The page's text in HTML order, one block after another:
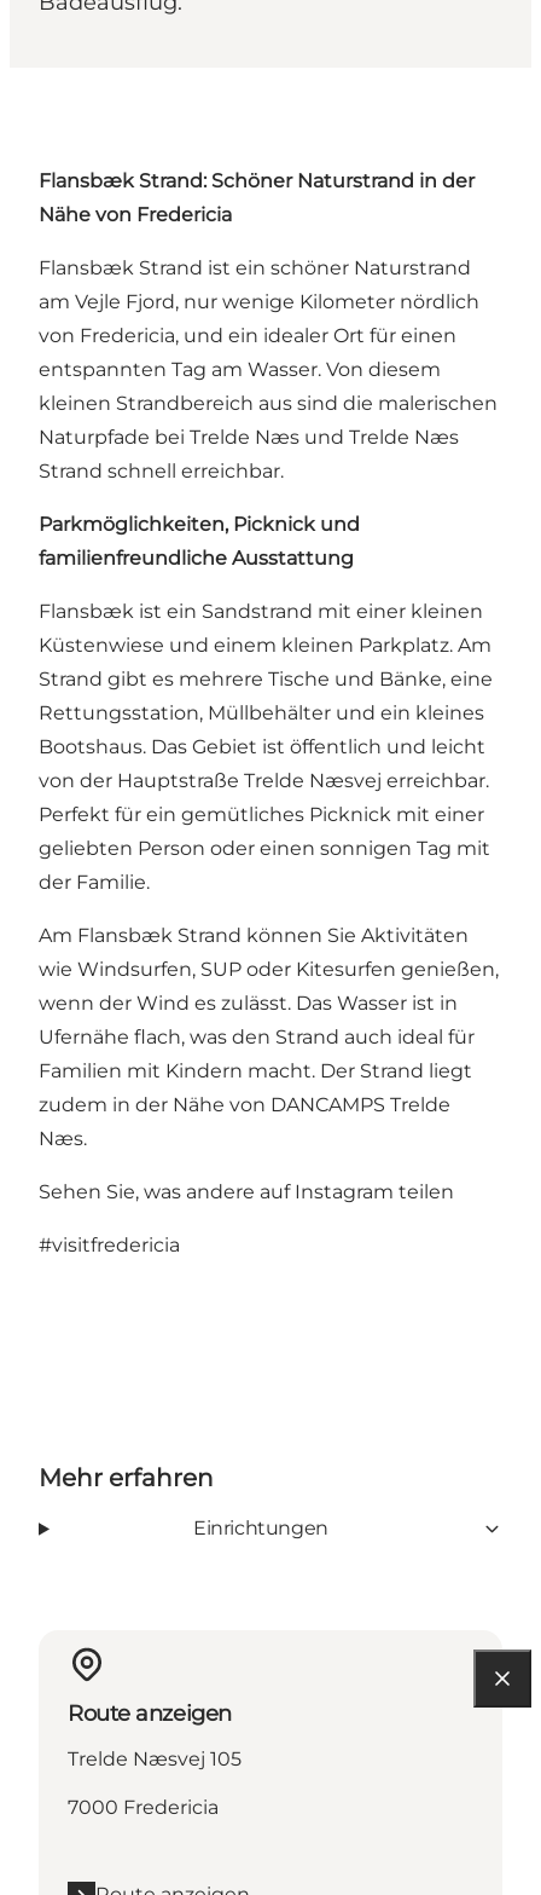
Flansbæk Strand: Schöner Naturstrand in der
Nähe von Fredericia
Flansbæk Strand ist ein schöner Naturstrand
am Vejle Fjord, nur wenige Kilometer nördlich
von Fredericia, und ein idealer Ort für einen
entspannten Tag am Wasser. Von diesem
kleinen Strandbereich aus sind die malerischen
Naturpfade bei Trelde Næs und Trelde Næs
Strand schnell erreichbar.
Parkmöglichkeiten, Picknick und
familienfreundliche Ausstattung
Flansbæk ist ein Sandstrand mit einer kleinen
Küstenwiese und einem kleinen Parkplatz. Am
Strand gibt es mehrere Tische und Bänke, eine
Rettungsstation, Müllbehälter und ein kleines
Bootshaus. Das Gebiet ist öffentlich und leicht
von der Hauptstraße Trelde Næsvej erreichbar.
Perfekt für ein gemütliches Picknick mit einer
geliebten Person oder einen sonnigen Tag mit
der Familie.
Am Flansbæk Strand können Sie Aktivitäten
wie Windsurfen, SUP oder Kitesurfen genießen,
wenn der Wind es zulässt. Das Wasser ist in
Ufernähe flach, was den Strand auch ideal für
Familien mit Kindern macht. Der Strand liegt
zudem in der Nähe von DANCAMPS Trelde
Næs.
Sehen Sie, was andere auf Instagram teilen
#visitfredericia
Mehr erfahren
Einrichtungen
Route anzeigen
Trelde Næsvej 105
7000 Fredericia